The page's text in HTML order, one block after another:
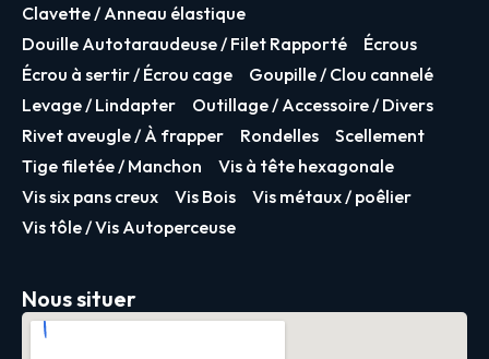
Clavette / Anneau élastique
Douille Autotaraudeuse / Filet Rapporté
Écrous
Écrou à sertir / Écrou cage
Goupille / Clou cannelé
Levage / Lindapter
Outillage / Accessoire / Divers
Rivet aveugle / À frapper
Rondelles
Scellement
Tige filetée / Manchon
Vis à tête hexagonale
Vis six pans creux
Vis Bois
Vis métaux / poêlier
Vis tôle / Vis Autoperceuse
Nous situer